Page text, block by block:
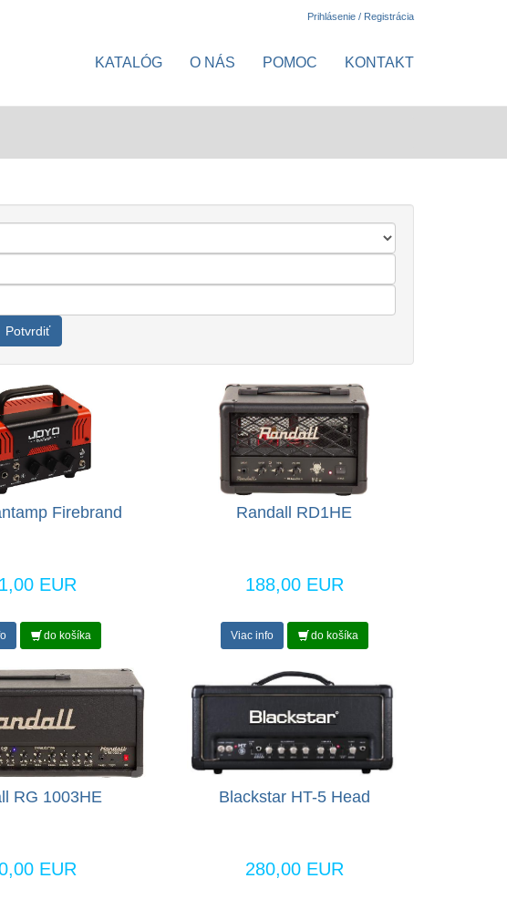
Prihlásenie / Registrácia
KATALÓG O NÁS POMOC KONTAKT
Potvrdiť
Firebrand
EUR
do košíka
Randall RD1HE
188,00 EUR
Viac info do košíka
RG 1003HE
EUR
Blackstar HT-5 Head
280,00 EUR